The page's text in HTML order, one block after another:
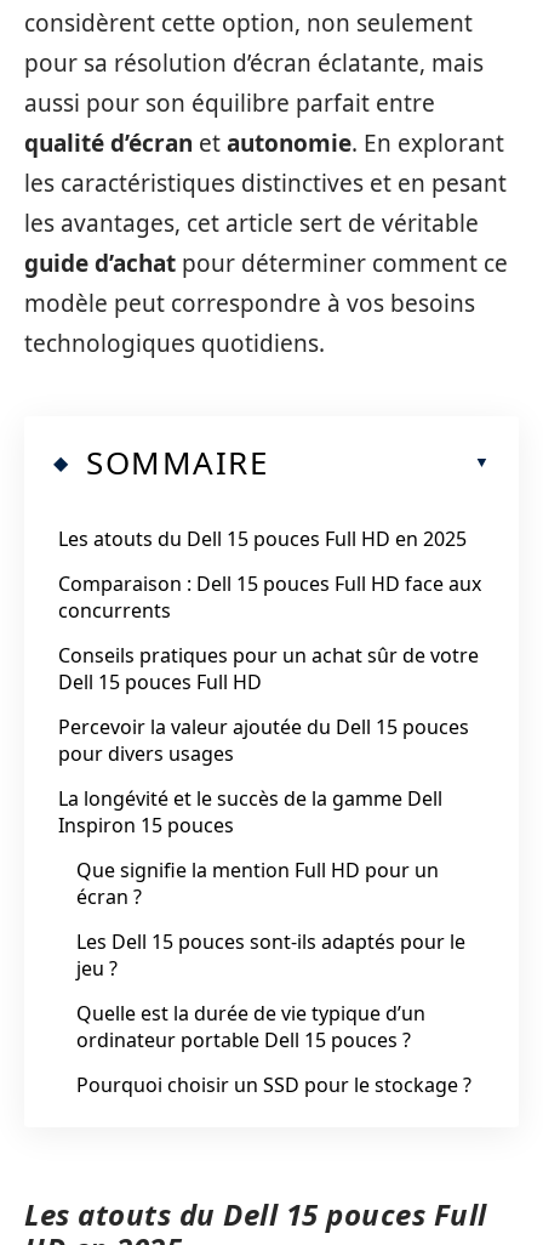
considèrent cette option, non seulement
pour sa résolution d’écran éclatante, mais
aussi pour son équilibre parfait entre
qualité d’écran etautonomie. En explorant
les caractéristiques distinctives et en pesant
les avantages, cet article sert de véritable
guide d’achat pour déterminer comment ce
modèle peut correspondre à vos besoins
technologiques quotidiens.
SOMMAIRE
Les atouts du Dell 15 pouces Full HD en 2025
Comparaison : Dell 15 pouces Full HD face aux
concurrents
Conseils pratiques pour un achat sûr de votre
Dell 15 pouces Full HD
Percevoir la valeur ajoutée du Dell 15 pouces
pour divers usages
La longévité et le succès de la gamme Dell
Inspiron 15 pouces
Que signifie la mention Full HD pour un
écran ?
Les Dell 15 pouces sont-ils adaptés pour le
jeu ?
Quelle est la durée de vie typique d’un
ordinateur portable Dell 15 pouces ?
Pourquoi choisir un SSD pour le stockage ?
Les atouts du Dell 15 pouces Full